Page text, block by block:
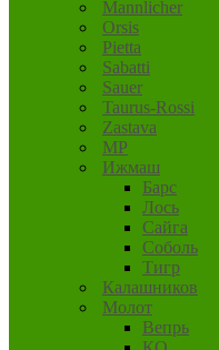
Mannlicher
Orsis
Pietta
Sabatti
Sauer
Taurus-Rossi
Zastava
MP
Ижмаш
Барс
Лось
Сайга
Соболь
Тигр
Калашников
Молот
Вепрь